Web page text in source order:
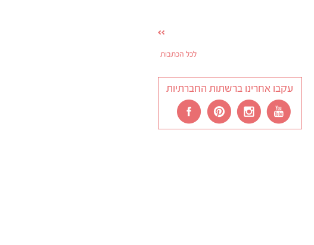
לכל הכתבות
עקבו אחרינו ברשתות החברתיות